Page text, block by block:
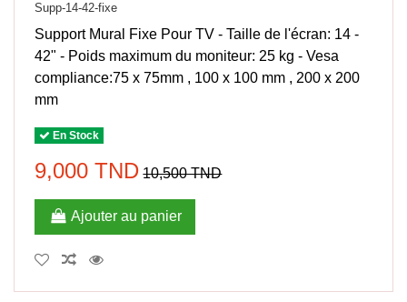
Supp-14-42-fixe
Support Mural Fixe Pour TV - Taille de l'écran: 14 -
42" - Poids maximum du moniteur: 25 kg - Vesa
compliance:75 x 75mm , 100 x 100 mm , 200 x 200
mm
En Stock
9,000 TND 10,500 TND
Ajouter au panier